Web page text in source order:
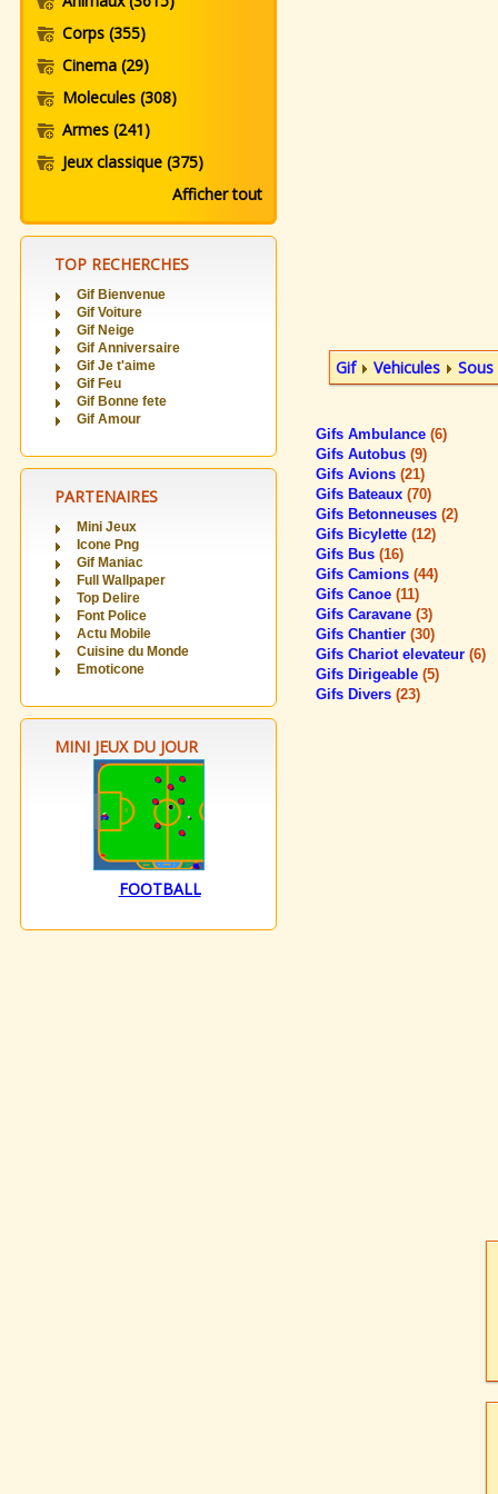
Corps (355)
Cinema (29)
Molecules (308)
Armes (241)
Jeux classique (375)
Afficher tout
TOP RECHERCHES
Gif Bienvenue
Gif Voiture
Gif Neige
Gif Anniversaire
Gif Je t'aime
Gif Feu
Gif Bonne fete
Gif Amour
PARTENAIRES
Mini Jeux
Icone Png
Gif Maniac
Full Wallpaper
Top Delire
Font Police
Actu Mobile
Cuisine du Monde
Emoticone
MINI JEUX DU JOUR
FOOTBALL
Gif Vehicules
Gifs Ambulance (6)
Gifs Autobus (9)
Gifs Avions (21)
Gifs Bateaux (70)
Gifs Betonneuses (2)
Gifs Bicylette (12)
Gifs Bus (16)
Gifs Camions (44)
Gifs Canoe (11)
Gifs Caravane (3)
Gifs Chantier (30)
Gifs Chariot elevateur (6)
Gifs Dirigeable (5)
Gifs Divers (23)